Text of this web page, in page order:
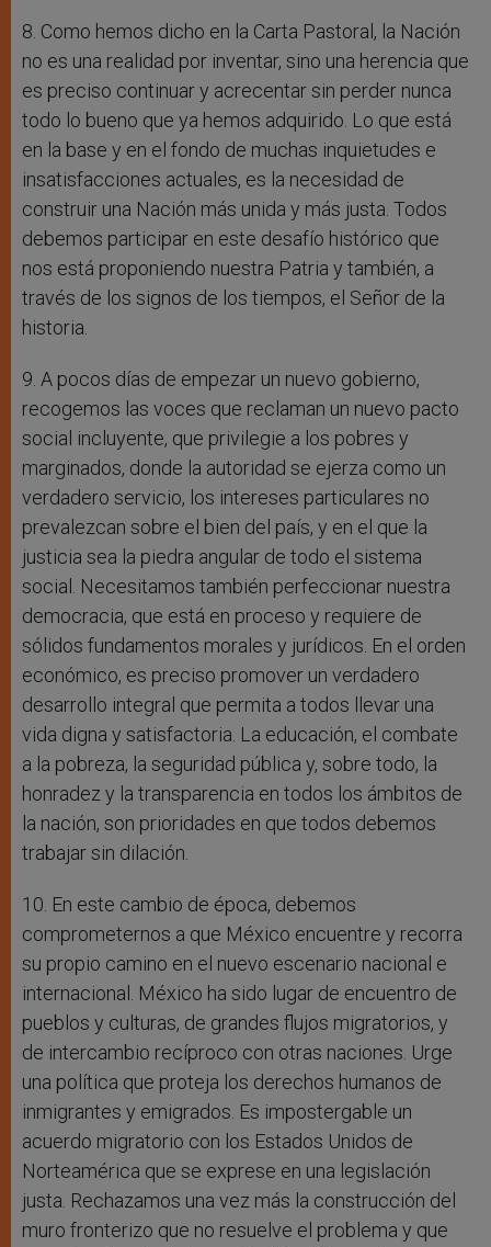
8. Como hemos dicho en la Carta Pastoral, la Nación
no es una realidad por inventar, sino una herencia que
es preciso continuar y acrecentar sin perder nunca
todo lo bueno que ya hemos adquirido. Lo que está
en la base y en el fondo de muchas inquietudes e
insatisfacciones actuales, es la necesidad de
construir una Nación más unida y más justa. Todos
debemos participar en este desafío histórico que
nos está proponiendo nuestra Patria y también, a
través de los signos de los tiempos, el Señor de la
historia.
9. A pocos días de empezar un nuevo gobierno,
recogemos las voces que reclaman un nuevo pacto
social incluyente, que privilegie a los pobres y
marginados, donde la autoridad se ejerza como un
verdadero servicio, los intereses particulares no
prevalezcan sobre el bien del país, y en el que la
justicia sea la piedra angular de todo el sistema
social. Necesitamos también perfeccionar nuestra
democracia, que está en proceso y requiere de
sólidos fundamentos morales y jurídicos. En el orden
económico, es preciso promover un verdadero
desarrollo integral que permita a todos llevar una
vida digna y satisfactoria. La educación, el combate
a la pobreza, la seguridad pública y, sobre todo, la
honradez y la transparencia en todos los ámbitos de
la nación, son prioridades en que todos debemos
trabajar sin dilación.
10. En este cambio de época, debemos
comprometernos a que México encuentre y recorra
su propio camino en el nuevo escenario nacional e
internacional. México ha sido lugar de encuentro de
pueblos y culturas, de grandes flujos migratorios, y
de intercambio recíproco con otras naciones. Urge
una política que proteja los derechos humanos de
inmigrantes y emigrados. Es impostergable un
acuerdo migratorio con los Estados Unidos de
Norteamérica que se exprese en una legislación
justa. Rechazamos una vez más la construcción del
muro fronterizo que no resuelve el problema y que